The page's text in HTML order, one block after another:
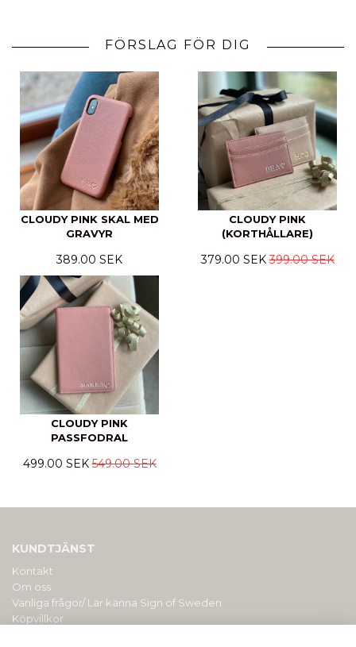
FÖRSLAG FÖR DIG
CLOUDY PINK SKAL MED
GRAVYR
389.00 SEK
CLOUDY PINK
(KORTHÅLLARE)
379.00 SEK399.00 SEK
CLOUDY PINK
PASSFODRAL
499.00 SEK549.00 SEK
KUNDTJÄNST
Kontakt
Om oss
Vanliga frågor/ Lär känna Sign of Sweden
Köpvillkor